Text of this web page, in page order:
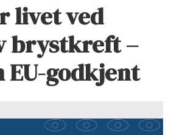
livet ved
brystkreft –
EU-godkjent